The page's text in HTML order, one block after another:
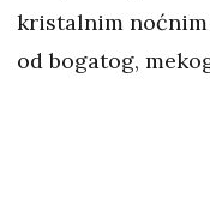
kristalnim
od bogatog,